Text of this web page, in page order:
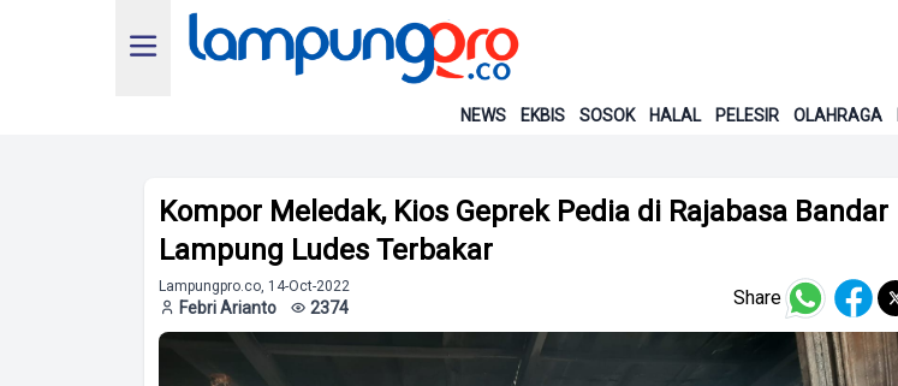
NEWS EKBIS SOSOK HALAL PELESIR OLAHRAGA
Kompor Meledak, Kios Geprek Pedia di Rajabasa Bandar
Lampung Ludes Terbakar
Lampungpro.co, 14-Oct-2022
Febri Arianto 2374 Share